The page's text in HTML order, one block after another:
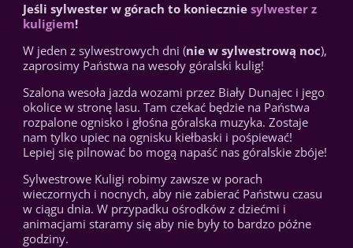
Jeśli sylwester w górach to konieczniesylwester z
kuligiem!
W jeden z sylwestrowych dni (nie w sylwestrową noc),
zaprosimy Państwa na wesoły góralski kulig!
Szalona wesoła jazda wozami przez Biały Dunajec i jego
okolice w stronę lasu. Tam czekać będzie na Państwa
rozpalone ognisko i głośna góralska muzyka. Zostaje
nam tylko upiec na ognisku kiełbaski i pośpiewać!
Lepiej się pilnować bo mogą napaść nas góralskie zbóje!
Sylwestrowe Kuligi robimy zawsze w porach
wieczornych i nocnych, aby nie zabierać Państwu czasu
w ciągu dnia. W przypadku ośrodków z dziećmi i
animacjami staramy się aby nie były to bardzo późne
godziny.